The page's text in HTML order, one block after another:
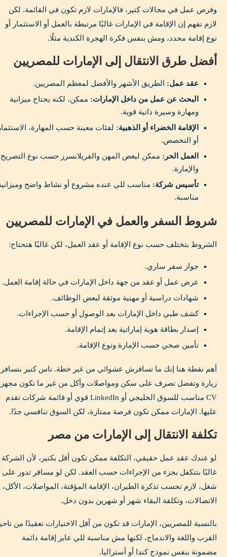
وفرص عمل في مجالات كتير، فالإمارات لازم تكون في القائمة. لكن
لازم تفهم إن الإقامة في الإمارات غالبًا مرتبطة بالعمل أو الاستثمار أو
نوع إقامة محدد، ومش بنفس فكرة الهجرة الكندية مثلًا.
أفضل طرق الانتقال إلى الإمارات للمصريين
عقد عمل: الطريق الأشهر والأفضل لمعظم المصريين.
البحث عن عمل من داخل الإمارات: ممكن، لكنه يحتاج ميزانية
ومهارة وسيرة ذاتية قوية.
الإقامة الخضراء أو الذهبية: لفئات معينة حسب المهارة،
أو التخصص.
العمل الحر: ممكن لبعض المهن والفريلانسرز حسب نوع التصريح
والإمارة.
تأسيس شركة: مناسب للي عنده مشروع أو نشاط واضح
مناسبة.
شروط السفر والعمل في الإمارات للمصريين
الشروط بتختلف حسب نوع الإقامة أو عقد العمل، لكن غالبًا هتحتاج:
جواز سفر ساري.
عرض عمل أو عقد من جهة داخل الإمارات في حالة إقامة العمل.
شهادات دراسية أو مهنية موثقة لبعض الوظائف.
كشف طبي داخل الإمارات بعد الوصول أو حسب الإجراءات.
إصدار بطاقة هوية إماراتية بعد إتمام الإقامة.
تأمين صحي حسب الإمارة ونوع الإقامة.
أهم نقطة هنا إنك ما تسافرش عشوائي من غير خطة. ناس كتير بتسافر
زيارة وتفضل تصرف على سكن ومواصلات وأكل من غير ما تكون
CV مناسب للسوق الخليجي أو LinkedIn قوي أو قائمة شركات تقدم
عليها. الإمارات ممكن تكون فرصة ممتازة، لكن السوق تنافسي جدًا.
تكلفة الانتقال إلى الإمارات من مصر
لو عندك عقد عمل حقيقي، التكلفة ممكن تكون أقل بكتير، لأن الشركة
غالبًا بتتكفل بجزء من الإجراءات حسب العقد. لكن لو مسافر تدور على
شغل، لازم تحسب تذكرة الطيران، الإقامة المؤقتة، المواصلات، الأكل،
الاتصالات، وتكلفة البقاء شهر أو شهرين بدون دخل.
بالنسبة للمصريين، الإمارات قد تكون من أقل الاختيارات تعقيدًا من
القرب واللغة والاندماج، لكنها مش مناسبة للي عايز إقامة دائمة
مضمونة بنفس نموذج كندا أو أستراليا.